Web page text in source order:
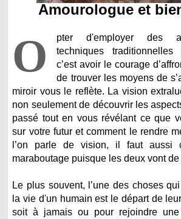
Amourologue et
O
pter d'employer des
techniques traditionnelles
c’est avoir le courage
de trouver les moyens de
miroir vous le reflète. La vision
non seulement de découvrir les
passé tout en vous révélant ce que
sur votre futur et comment le rendre
l’on parle de vision, il faut aussi
maraboutage puisque les deux vont de
Le plus souvent, l’une des choses
la vie d'un humain est le départ de
soit à jamais ou pour rejoindre une